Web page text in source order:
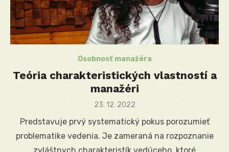
Osobnosť manažéra
Teória charakteristických vlastností a
manažéri
Posted
23. 12. 2022
Predstavuje prvý systematický pokus porozumieť
problematike vedenia. Je zameraná na rozpoznanie